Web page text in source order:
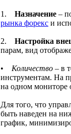
1. Назначение –
рынка форекс и
2. Настройка
парам, вид
• Количество – в
инструментам. На
на одном мониторе
Для того, что
быть наведен на
график,